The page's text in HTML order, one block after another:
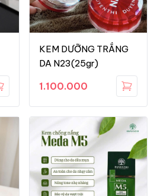
KEM DƯỠNG TRẮNG
DA N23(25gr)
1.100.000